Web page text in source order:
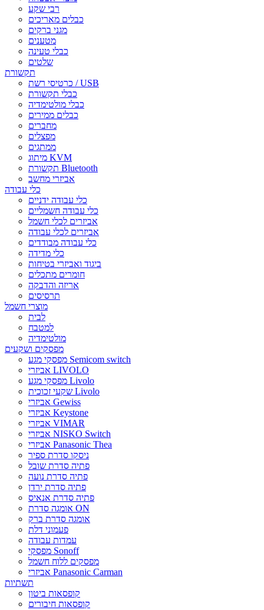
רבי שקע
כבלים מאריכים
מגני ברקים
מטענים
כבלי טעינה
שלטים
תקשורת
כרטיסי רשת / USB
כבלי תקשורת
כבלי מולטימדיה
כבלים ממירים
מחברים
מפצלים
ממתגים
מיתוג KVM
תקשורת Bluetooth
אביזרי מחשב
כלי עבודה
כלי עבודה ידניים
כלי עבודה חשמליים
אביזרים לכלי חשמל
אביזרים לכלי עבודה
כלי עבודה מבודדים
כלי מדידה
ביגוד ואביזרי בטיחות
חומרים מתכלים
אריזה והדבקה
תרסיסים
מוצרי חשמל
לבית
למטבח
מולטימדיה
מפסקים ושקעים
מפסקי מגע Semicom switch
אביזרי LIVOLO
מפסקי מגע Livolo
שקעי זכוכית Livolo
אביזרי Gewiss
אביזרי Keystone
אביזרי VIMAR
אביזרי NISKO Switch
אביזרי Panasonic Thea
ניסקו סדרת ספיר
פתיה סדרת שובל
פתיה סדרת נועה
פתיה סדרת ירדן
פתיה סדרת אנאיס
אומגה סדרת ON
אומגה סדרת ברק
פעמוני דלת
עמדות עבודה
מפסקי Sonoff
מפסקים ללוח חשמל
אביזרי Panasonic Carman
תשתיות
קופסאות ביטון
קופסאות חיבורים